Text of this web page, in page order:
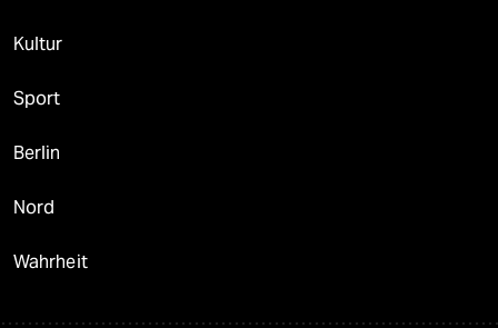
Kultur
Sport
Berlin
Nord
Wahrheit